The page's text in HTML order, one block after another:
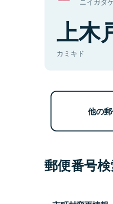
上木
カミキド
他の
郵便番号